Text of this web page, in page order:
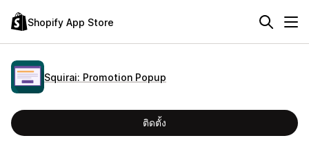
Shopify App Store
Squirai: Promotion Popup
ติดตั้ง